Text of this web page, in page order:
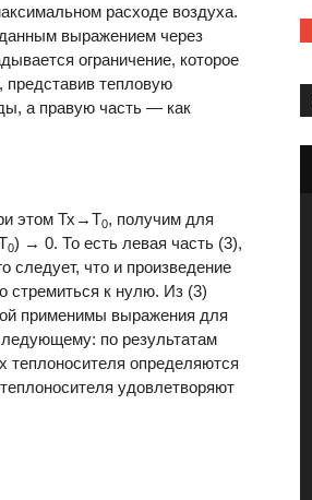
расходе воздуха.
выражением через
ограничение, которое
представив тепловую
а правую часть — как
этом Тх→Т0, получим для
0) → 0. То есть левая часть (3),
следует, что и произведение
стремиться к нулю. Из (3)
применимы выражения для
по результатам
теплоносителя определяются
удовлетворяют